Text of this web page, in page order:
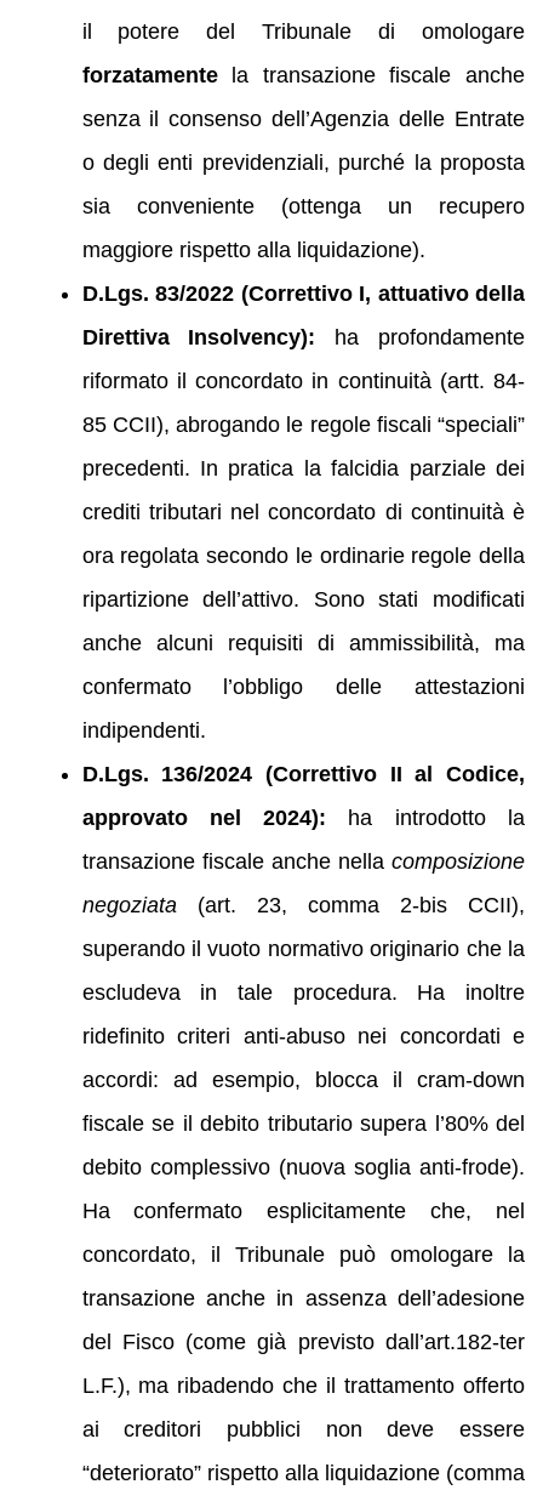
il potere del Tribunale di omologare
forzatamentela transazione fiscale anche
senza il consenso dell’Agenzia delle Entrate
o degli enti previdenziali, purché la proposta
sia conveniente (ottenga un recupero
maggiore rispetto alla liquidazione).
D.Lgs. 83/2022 (Correttivo I, attuativo della
Direttiva Insolvency): ha profondamente
riformato il concordato in continuità (artt. 84-
85 CCII), abrogando le regole fiscali “speciali”
precedenti. In pratica la falcidia parziale dei
crediti tributari nel concordato di continuità è
ora regolata secondo le ordinarie regole della
ripartizione dell’attivo. Sono stati modificati
anche alcuni requisiti di ammissibilità, ma
confermato l’obbligo delle attestazioni
indipendenti.
D.Lgs. 136/2024 (Correttivo II al Codice,
approvato nel 2024): ha introdotto la
transazione fiscale anche nella composizione
negoziata(art. 23, comma 2-bis CCII),
superando il vuoto normativo originario che la
escludeva in tale procedura. Ha inoltre
ridefinito criteri anti-abuso nei concordati e
accordi: ad esempio, blocca il cram-down
fiscale se il debito tributario supera l’80% del
debito complessivo (nuova soglia anti-frode).
Ha confermato esplicitamente che, nel
concordato, il Tribunale può omologare la
transazione anche in assenza dell’adesione
del Fisco (come già previsto dall’art.182-ter
L.F.), ma ribadendo che il trattamento offerto
ai creditori pubblici non deve essere
“deteriorato” rispetto alla liquidazione (comma